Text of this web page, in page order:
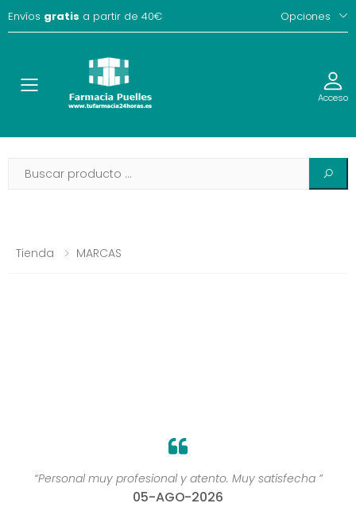
Envíos gratis a partir de 40€ Opciones
Toggle Acceso
Tienda MARCAS
“Personal muy profesional y atento. Muy satisfecha ”
05-AGO-2026